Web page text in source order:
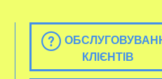
КЛІЄНТІВ